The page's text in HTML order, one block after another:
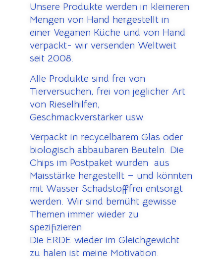
Unsere Produkte werden in kleineren
Mengen von Hand hergestellt in
einer Veganen Küche und von Hand
verpackt- wir versenden Weltweit
seit 2008.
Alle Produkte sind frei von
Tierversuchen, frei von jeglicher Art
von Rieselhilfen,
Geschmackverstärker usw.
Verpackt in recycelbarem Glas oder
biologisch abbaubaren Beuteln. Die
Chips im Postpaket wurden aus
Maisstärke hergestellt – und könnten
mit Wasser Schadstofffrei entsorgt
werden. Wir sind bemüht gewisse
Themen immer wieder zu
spezifizieren.
Die ERDE wieder im Gleichgewicht
zu halen ist meine Motivation.